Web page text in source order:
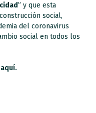
” y que esta
social,
del coronavirus
social en todos los
aquí.